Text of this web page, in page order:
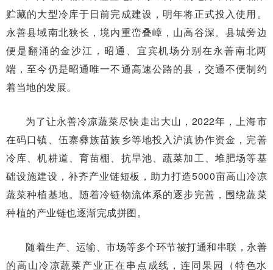
贮藏的大型冷库于日前完成建设，明年将正式投入使用。
永善县域南北狭长，境内重峦叠嶂，山高谷深。县城旁边
便是翻涌的金沙江，昭通、宜宾机场分别在永善南北两
端，至今仍是昭通唯一不通高速公路的县，交通不便制约
着当地的发展。
为了让永善冷凉蔬菜尽快走出大山，2022年，上海市
在码口镇、伍寨彝族苗族乡等地投入沪滇协作资金，完善
冷库、机耕道、育苗棚、抗旱池、蔬菜加工、堆肥场等基
础设施建设，补齐产业链短板，助力打造5000亩高山冷凉
蔬菜种植基地。随着冷链物流体系的逐步完善，围绕蔬菜
种植的产业链也逐渐完成拼图。
随着生产、运输、市场等多个环节被打通和串联，永善
的高山冷凉蔬菜产业正在串点成线，连同果园（特色水